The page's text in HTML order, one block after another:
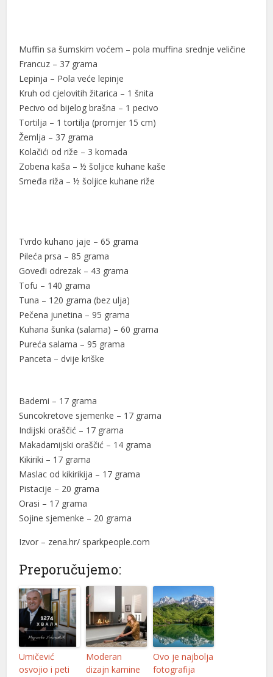
Muffin sa šumskim voćem – pola muffina srednje veličine
Francuz – 37 grama
Lepinja – Pola veće lepinje
Kruh od cjelovitih žitarica – 1 šnita
Pecivo od bijelog brašna – 1 pecivo
Tortilja – 1 tortilja (promjer 15 cm)
Žemlja – 37 grama
Kolačići od riže – 3 komada
Zobena kaša – ½ šoljice kuhane kaše
Smeđa riža – ½ šoljice kuhane riže
Tvrdo kuhano jaje – 65 grama
Pileća prsa – 85 grama
Goveđi odrezak – 43 grama
Tofu – 140 grama
Tuna – 120 grama (bez ulja)
Pečena junetina – 95 grama
Kuhana šunka (salama) – 60 grama
Pureća salama – 95 grama
Panceta – dvije kriške
Bademi – 17 grama
Suncokretove sjemenke – 17 grama
Indijski oraščić – 17 grama
Makadamijski oraščić – 14 grama
Kikiriki – 17 grama
Maslac od kikirikija – 17 grama
Pistacije – 20 grama
Orasi – 17 grama
Sojine sjemenke – 20 grama
Izvor – zena.hr/ sparkpeople.com
Preporučujemo:
Umičević
osvojio i peti
Moderan
dizajn kamine
Ovo je najbolja
fotografija